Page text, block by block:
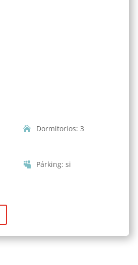
Dormitorios: 3
Párking: si